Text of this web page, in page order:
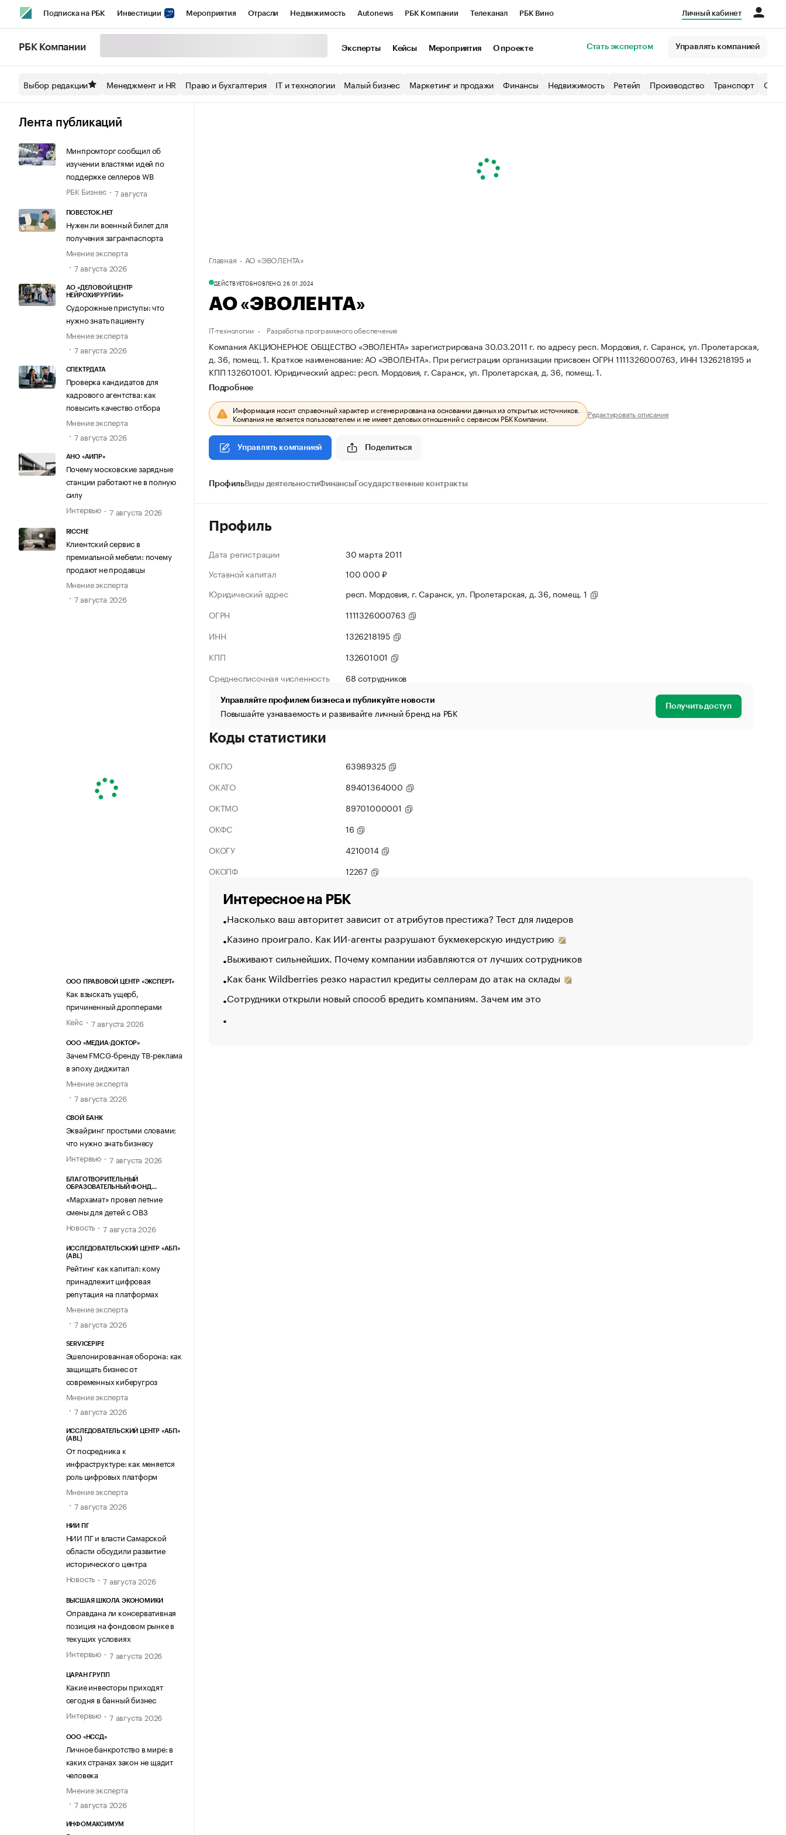
Подписка на РБК Инвестиции Мероприятия Отрасли Недвижимость Autonews РБК Компании Телеканал РБК Вино
Спецпроекты СПб Конференции СПб Спецпроекты Экономика Бизнес
Технологии и медиа
Личный кабинет
РБК Компании Эксперты Кейсы Мероприятия О проекте Стать экспертом Управлять компанией
Выбор редакции Менеджмент и HR Право и бухгалтерия IT и технологии Малый бизнес Маркетинг и продажи Финансы Недвижимость Ретейл Производство Транспорт
Лента публикаций
Минпромторг сообщил об
изучении властями идей по
поддержке селлеров WB
РБК Бизнес
7 августа
ПОВЕСТОК.НЕТ
Нужен ли военный билет для
получения загранпаспорта
Мнение эксперта
7 августа 2026
АО «ДЕЛОВОЙ ЦЕНТР
НЕЙРОХИРУРГИИ»
Судорожные приступы: что
нужно знать пациенту
Мнение эксперта
7 августа 2026
СПЕКТРДАТА
Проверка кандидатов для
кадрового агентства: как
повысить качество отбора
Мнение эксперта
7 августа 2026
АНО «АИПР»
Почему московские зарядные
станции работают не в полную
силу
Интервью
7 августа 2026
RICCHE
Клиентский сервис в
премиальной мебели: почему
продают не продавцы
Мнение эксперта
7 августа 2026
ООО ПРАВОВОЙ ЦЕНТР «ЭКСПЕРТ»
Как взыскать ущерб,
причиненный дропперами
Кейс
7 августа 2026
ООО «МЕДИА-ДОКТОР»
Зачем FMCG-бренду ТВ-реклама
в эпоху диджитал
Мнение эксперта
7 августа 2026
СВОЙ БАНК
Эквайринг простыми словами:
что нужно знать бизнесу
Интервью
7 августа 2026
БЛАГОТВОРИТЕЛЬНЫЙ
ОБРАЗОВАТЕЛЬНЫЙ ФОНД
«Мархамат» провел летние
смены для детей с ОВЗ
Новость
7 августа 2026
ИССЛЕДОВАТЕЛЬСКИЙ ЦЕНТР «АБП»
(ABL)
Рейтинг как капитал: кому
принадлежит цифровая
репутация на платформах
Мнение эксперта
7 августа 2026
SERVICEPIPE
Эшелонированная оборона: как
защищать бизнес от
современных киберугроз
Мнение эксперта
7 августа 2026
ИССЛЕДОВАТЕЛЬСКИЙ ЦЕНТР «АБП»
(ABL)
От посредника к
инфраструктуре: как меняется
роль цифровых платформ
Мнение эксперта
7 августа 2026
НИИ ПГ
НИИ ПГ и власти Самарской
области обсудили развитие
исторического центра
Новость
7 августа 2026
ВЫСШАЯ ШКОЛА ЭКОНОМИКИ
Оправдана ли консервативная
позиция на фондовом рынке в
текущих условиях
Интервью
7 августа 2026
ЦАРАН ГРУПП
Какие инвесторы приходят
сегодня в банный бизнес
Интервью
7 августа 2026
ООО «НССД»
Личное банкротство в мире: в
каких странах закон не щадит
человека
Мнение эксперта
7 августа 2026
ИНФОМАКСИМУМ
Главная АО «ЭВОЛЕНТА»
ДЕЙСТВУЕТОБНОВЛЕНО, 26.01.2024
АО «ЭВОЛЕНТА»
IT-технологии Разработка программного обеспечения
Компания АКЦИОНЕРНОЕ ОБЩЕСТВО «ЭВОЛЕНТА» зарегистрирована 30.03.2011 г. по адресу респ. Мордовия, г. Саранск, ул. Пролетарская,
д. 36, помещ. 1. Краткое наименование: АО «ЭВОЛЕНТА». При регистрации организации присвоен ОГРН 1111326000763, ИНН 1326218195 и
КПП 132601001. Юридический адрес: респ. Мордовия, г. Саранск, ул. Пролетарская, д. 36, помещ. 1.
Подробнее
Информация носит справочный характер и сгенерирована на основании данных из открытых источников.
Компания не является пользователем и не имеет деловых отношений с сервисом РБК Компании. Редактировать описание
Управлять компанией Поделиться
ПрофильВиды деятельностиФинансыГосударственные контракты
Профиль
Дата регистрации
30 марта 2011
Уставной капитал
100 000 ₽
Юридический адрес
респ. Мордовия, г. Саранск, ул. Пролетарская, д. 36, помещ. 1
ОГРН
1111326000763
ИНН
1326218195
КПП
132601001
Среднесписочная численность
68 сотрудников
Управляйте профилем бизнеса и публикуйте новости
Повышайте узнаваемость и развивайте личный бренд на РБК Получить доступ
Коды статистики
ОКПО
63989325
ОКАТО
89401364000
ОКТМО
89701000001
ОКФС
16
ОКОГУ
4210014
ОКОПФ
12267
Интересное на РБК
Насколько ваш авторитет зависит от атрибутов престижа? Тест для лидеров
Казино проиграло. Как ИИ-агенты разрушают букмекерскую индустрию
Выживают сильнейших. Почему компании избавляются от лучших сотрудников
Как банк Wildberries резко нарастил кредиты селлерам до атак на склады
Сотрудники открыли новый способ вредить компаниям. Зачем им это